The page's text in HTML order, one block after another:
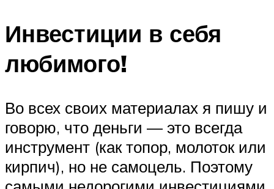
Инвестиции в себя
любимого!
Во всех своих материалах я пишу и
говорю, что деньги — это всегда
инструмент (как топор, молоток или
кирпич), но не самоцель. Поэтому